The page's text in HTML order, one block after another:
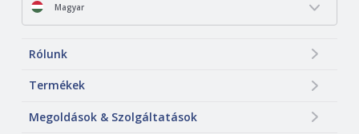
Magyar
Rólunk
Termékek
Megoldások & Szolgáltatások